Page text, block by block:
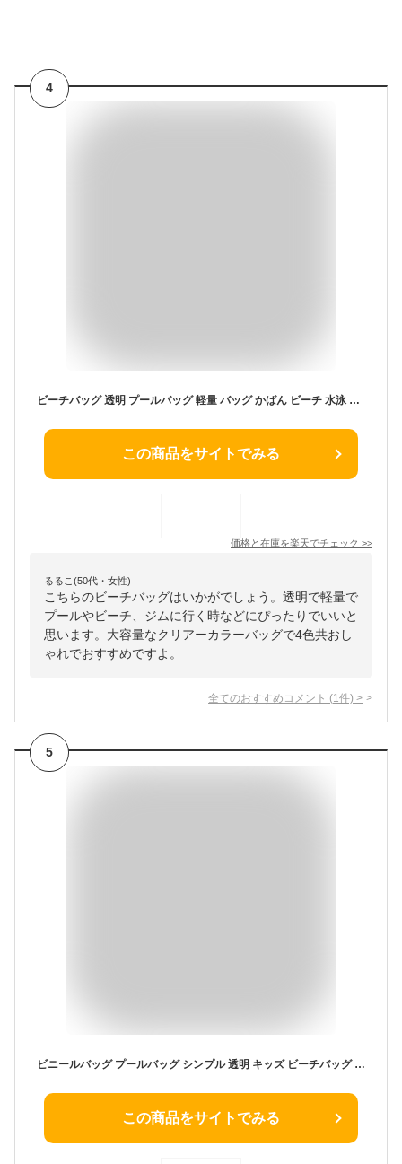
4
ビーチバッグ 透明 プールバッグ 軽量 バッグ かばん ビーチ 水泳 ジム 温泉 旅行 アウトドア用 運動 スポーツ 大容量 クリアーカラーバッグ スイミングバッグ 持ち手バッグ クリアバッグ 収納 防水 ビニールバッグ レディース 女の子 ファッション 水泳バッグ 水着バッグ
この商品をサイトでみる
価格と在庫を楽天でチェック >>
るるこ(50代・女性)
こちらのビーチバッグはいかがでしょう。透明で軽量で
プールやビーチ、ジムに行く時などにぴったりでいいと
思います。大容量なクリアーカラーバッグで4色共おし
ゃれでおすすめですよ。
全てのおすすめコメント (1 件) >
5
ビニールバッグ プールバッグ シンプル 透明 キッズ ビーチバッグ クリア 水泳バッグ スイミング トート 子ども用 肩がけバッグ マチあり PVC 夏
この商品をサイトでみる